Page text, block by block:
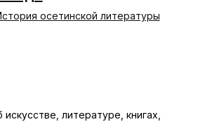
осетинской литературы
литературе, книгах,